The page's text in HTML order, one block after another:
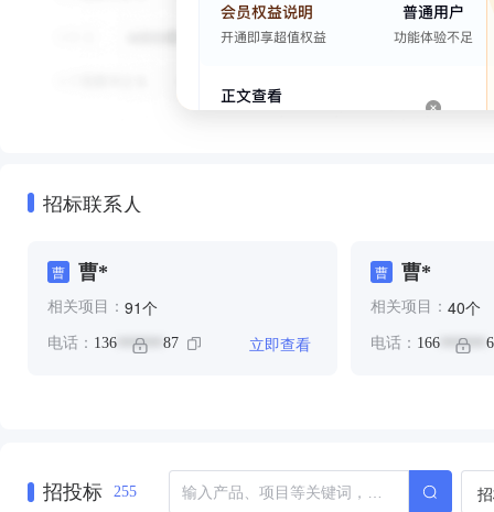
招标联系人
曹 曹*
相关项目： 91个
电话： 136 ****** 87 立即查看
曹 曹*
相关项目： 40个
电话： 166******
招投标 255